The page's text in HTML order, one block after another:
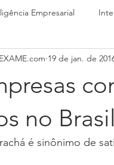
Empresarial
Digital Reputação
no Brasil
19 de jan. de
é sinônimo de